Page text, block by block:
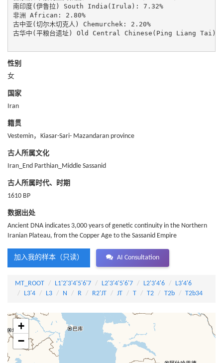
南印度(伊鲁拉) South India(Irula): 7.32%
非洲 African: 2.80%
古中亚(切尔木切克人) Chemurchek: 2.20%
古华中(平粮台遗址) Old Central Chinese(Ping Liang Tai):
性别
女
国家
Iran
籍贯
Vestemin，Kiasar-Sari- Mazandaran province
古人所属文化
Iran_End Parthian_Middle Sassanid
古人所属时代、时期
1610 BP
数据出处
Ancient DNA indicates 3,000 years of genetic continuity in the Northern
Iranian Plateau, from the Copper Age to the Sassanid Empire
加入我的样本（只读） AI Consultation
MT_ROOT L1'2'3'4'5'6'7 L2'3'4'5'6'7 L2'3'4'6
L3'4'6
L3'4
L3 N R R2'JT JT T T2 T2b T2b34
+
−